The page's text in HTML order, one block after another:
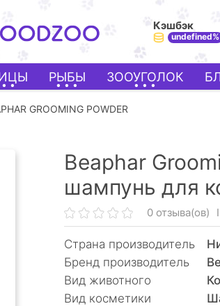
Кэшбэк
undefined%
РЫБЫ ЗООУГОЛОК
GROOMING POWDER
Beaphar
шампунь для
0 отзыва(ов)
Страна производитель
Бренд производитель
Вид животного
Вид косметики